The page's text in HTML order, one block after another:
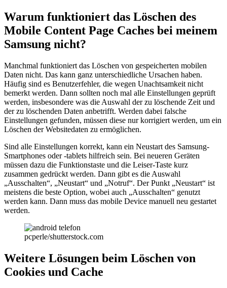
Warum funktioniert das Löschen des
Mobile Content Page Caches bei meinem
Samsung nicht?
Manchmal funktioniert das Löschen von gespeicherten mobilen
Daten nicht. Das kann ganz unterschiedliche Ursachen haben.
Häufig sind es Benutzerfehler, die wegen Unachtsamkeit nicht
bemerkt werden. Dann sollten noch mal alle Einstellungen geprüft
werden, insbesondere was die Auswahl der zu löschende Zeit und
der zu löschenden Daten anbetrifft. Werden dabei falsche
Einstellungen gefunden, müssen diese nur korrigiert werden, um ein
Löschen der Websitedaten zu ermöglichen.
Sind alle Einstellungen korrekt, kann ein Neustart des Samsung-
Smartphones oder -tablets hilfreich sein. Bei neueren Geräten
müssen dazu die Funktionstaste und die Leiser-Taste kurz
zusammen gedrückt werden. Dann gibt es die Auswahl
„Ausschalten“, „Neustart“ und „Notruf“. Der Punkt „Neustart“ ist
meistens die beste Option, wobei auch „Ausschalten“ genutzt
werden kann. Dann muss das mobile Device manuell neu gestartet
werden.
pcperle/shutterstock.com
Weitere Lösungen beim Löschen von
Cookies und Cache